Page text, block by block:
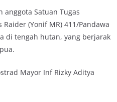
Satuan Tugas
(Yonif MR) 411/Pandawa
di tengah hutan, yang berjarak
Mayor Inf Rizky Aditya